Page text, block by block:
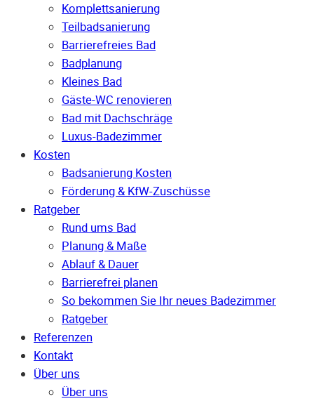
Komplettsanierung
Teilbadsanierung
Barrierefreies Bad
Badplanung
Kleines Bad
Gäste-WC renovieren
Bad mit Dachschräge
Luxus-Badezimmer
Kosten
Badsanierung Kosten
Förderung & KfW-Zuschüsse
Ratgeber
Rund ums Bad
Planung & Maße
Ablauf & Dauer
Barrierefrei planen
So bekommen Sie Ihr neues Badezimmer
Ratgeber
Referenzen
Kontakt
Über uns
Über uns